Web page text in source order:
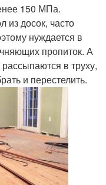
150 МПа.
из досок, часто
нуждается в
пропиток. А
в труху,
и перестелить.